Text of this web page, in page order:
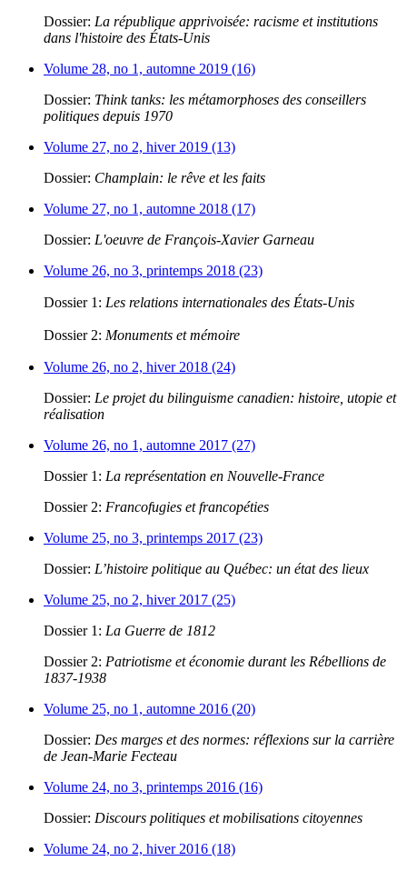
Dossier: La république apprivoisée: racisme et institutions
dans l'histoire des États-Unis
Volume 28, no 1, automne 2019 (16)
Dossier: Think tanks: les métamorphoses des conseillers
politiques depuis 1970
Volume 27, no 2, hiver 2019 (13)
Dossier: Champlain: le rêve et les faits
Volume 27, no 1, automne 2018 (17)
Dossier: L'oeuvre de François-Xavier Garneau
Volume 26, no 3, printemps 2018 (23)
Dossier 1: Les relations internationales des États-Unis
Dossier 2: Monuments et mémoire
Volume 26, no 2, hiver 2018 (24)
Dossier: Le projet du bilinguisme canadien: histoire, utopie et
réalisation
Volume 26, no 1, automne 2017 (27)
Dossier 1: La représentation en Nouvelle-France
Dossier 2: Francofugies et francopéties
Volume 25, no 3, printemps 2017 (23)
Dossier: L’histoire politique au Québec: un état des lieux
Volume 25, no 2, hiver 2017 (25)
Dossier 1: La Guerre de 1812
Dossier 2: Patriotisme et économie durant les Rébellions de
1837-1938
Volume 25, no 1, automne 2016 (20)
Dossier: Des marges et des normes: réflexions sur la carrière
de Jean-Marie Fecteau
Volume 24, no 3, printemps 2016 (16)
Dossier: Discours politiques et mobilisations citoyennes
Volume 24, no 2, hiver 2016 (18)